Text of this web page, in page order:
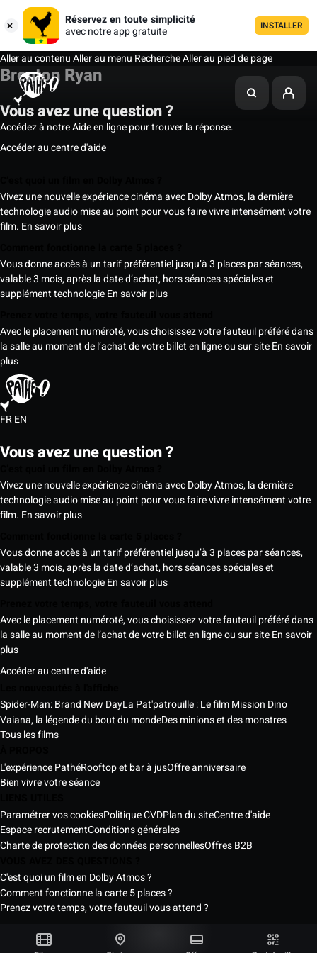
Réservez en toute simplicité
avec notre app gratuite
INSTALLER
Aller au contenuAller au menu RechercheAller au pied de page
Brenton Ryan
Vous avez une question ?
Accédez à notre Aide en ligne pour trouver la réponse.
Accéder au centre d'aide
Vivez une nouvelle expérience cinéma avec Dolby Atmos, la dernière
technologie audio mise au point pour vous faire vivre intensément votre
film. En savoir plus
Vous donne accès à un tarif préférentiel jusqu’à 3 places par séances,
valable 3 mois, après la date d’achat, hors séances spéciales et
supplément technologieEn savoir plus
Avec le placement numéroté, vous choisissez votre fauteuil préféré dans
la salle au moment de l’achat de votre billet en ligne ou sur siteEn savoir
plus
FREN
Vous avez une question ?
Vivez une nouvelle expérience cinéma avec Dolby Atmos, la dernière
technologie audio mise au point pour vous faire vivre intensément votre
film. En savoir plus
Vous donne accès à un tarif préférentiel jusqu’à 3 places par séances,
valable 3 mois, après la date d’achat, hors séances spéciales et
supplément technologieEn savoir plus
Avec le placement numéroté, vous choisissez votre fauteuil préféré dans
la salle au moment de l’achat de votre billet en ligne ou sur siteEn savoir
plus
Accéder au centre d'aide
Spider-Man: Brand New DayLa Pat'patrouille : Le film Mission Dino
Vaiana, la légende du bout du mondeDes minions et des monstres
Tous les films
L'expérience PathéRooftop et bar à jusOffre anniversaire
Bien vivre votre séance
Paramétrer vos cookiesPolitique CVDPlan du siteCentre d'aide
Espace recrutementConditions générales
Charte de protection des données personnellesOffres B2B
C'est quoi un film en Dolby Atmos ?
Comment fonctionne la carte 5 places ?
Prenez votre temps, votre fauteuil vous attend ?
Les Cinémas Pathé Sénégal © 2026